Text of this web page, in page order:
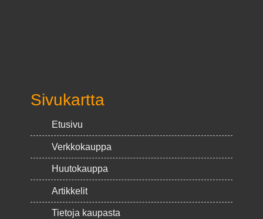
Sivukartta
Etusivu
Verkkokauppa
Huutokauppa
Artikkelit
Tietoja kaupasta